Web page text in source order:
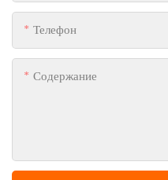
Телефон
Содержание